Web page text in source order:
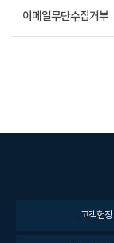
이메일무단수집거부
고객헌장